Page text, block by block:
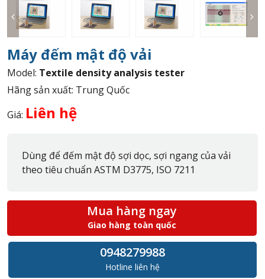
Máy đếm mật độ vải
Model: Textile density analysis tester
Hãng sản xuất: Trung Quốc
Giá: Liên hệ
Dùng để đếm mật độ sợi dọc, sợi ngang của vải
theo tiêu chuẩn ASTM D3775, ISO 7211
Mua hàng ngay
Giao hàng toàn quốc
0948279988
Hotline liên hệ